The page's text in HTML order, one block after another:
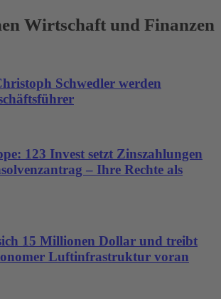
Wirtschaft und Finanzen
Schwedler werden
123 Invest setzt Zinszahlungen
– Ihre Rechte als
15 Millionen Dollar und treibt
Luftinfrastruktur voran